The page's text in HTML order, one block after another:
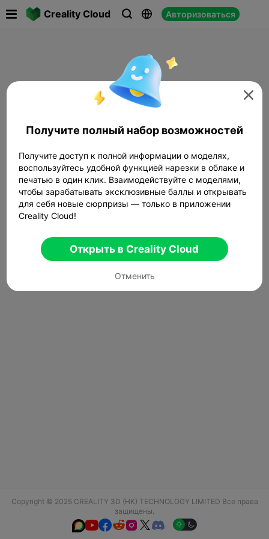
Creality Cloud   Авторизоваться
Copyright © 2025 CREALITY 3D (HK) TECHNOLOGY LIMITED Все права
защищены.
  

Получите полный набор возможностей
Получите доступ к полной информации о моделях,
воспользуйтесь удобной функцией нарезки в облаке и
печатью в один клик. Взаимодействуйте с моделями,
чтобы зарабатывать эксклюзивные баллы и открывать
для себя новые сюрпризы — только в приложении
Creality Cloud!
Открыть в Creality Cloud
Отменить